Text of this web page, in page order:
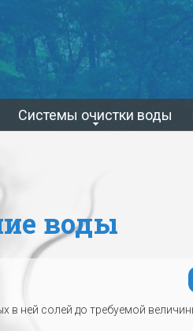
Системы очистки воды
воды
ней солей до требуемой